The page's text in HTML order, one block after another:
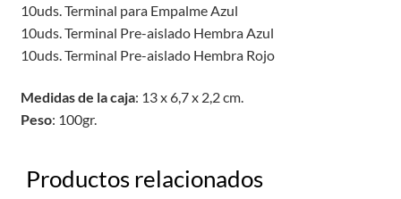
10uds. Terminal para Empalme Azul
10uds. Terminal Pre-aislado Hembra Azul
10uds. Terminal Pre-aislado Hembra Rojo
Medidas de la caja: 13 x 6,7 x 2,2 cm.
Peso: 100gr.
Productos relacionados